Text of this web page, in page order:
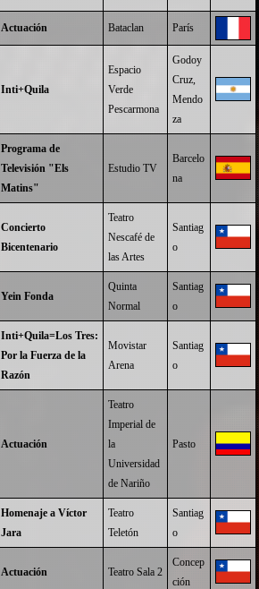
Actuación Bataclan París
Inti+Quila
Espacio
Verde
Pescarmona
Godoy
Cruz,
Mendo
za
Programa de
Televisión "Els
Matins"
Estudio TV
Barcelo
na
Concierto
Bicentenario
Teatro
Nescafé de
las Artes
Santiag
o
Yein Fonda
Quinta
Normal
Santiag
o
Inti+Quila=Los Tres:
Por la Fuerza de la
Razón
Movistar
Arena
Santiag
o
Actuación
Teatro
Imperial de
la
Universidad
de Nariño
Pasto
Homenaje a Víctor
Jara
Teatro
Teletón
Santiag
o
Actuación Teatro Sala 2
Concep
ción